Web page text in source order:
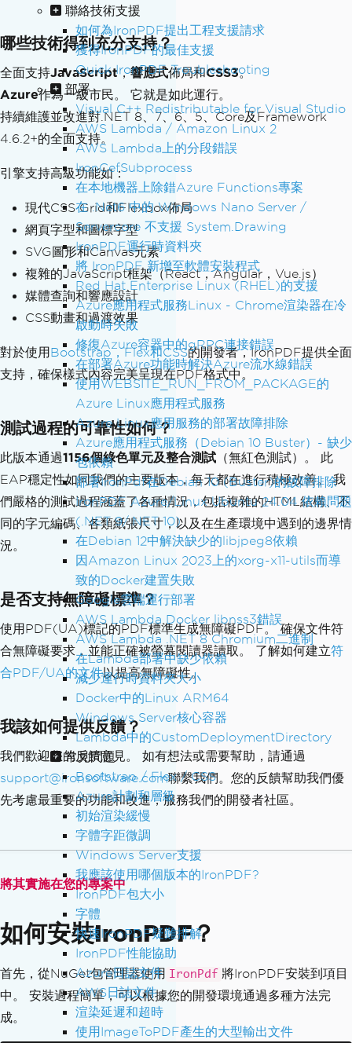
聯絡技術支援
如何為IronPDF提出工程支援請求
獲得IronPDF的最佳支援
Quick IronPDF Troubleshooting
部署
Visual C++ Redistributable for Visual Studio
AWS Lambda / Amazon Linux 2
AWS Lambda上的分段錯誤
IronCefSubprocess
在本地機器上除錯Azure Functions專案
在 .Net6 中的 Windows Nano Server /
Servercore 不支援 System.Drawing
IronPDF運行時資料夾
將 IronPDF 新增至軟體安裝程式
Red Hat Enterprise Linux (RHEL)的支援
Azure應用程式服務Linux - Chrome渲染器在冷
啟動時失敗
修復Azure容器中的gRPC連接錯誤
在部署Azure功能時解決Azure流水線錯誤
使用WEBSITE_RUN_FROM_PACKAGE的
Azure Linux應用程式服務
Azure Linux應用服務的部署故障排除
Azure應用程式服務（Debian 10 Buster）- 缺少
包依賴
部署IronPdf在Debian 10 (Buster)的故障排除
IronPDF Azure/Linux Ubuntu 24.04 依賴問題
(.NET 9/.NET 10)
在Debian 12中解決缺少的libjpeg8依賴
因Amazon Linux 2023上的xorg-x11-utils而導
致的Docker建置失敗
Google雲端運行部署
AWS Lambda Docker libnss3錯誤
AWS Lambda .NET 8 Chromium二進制
在Lambda部署中缺少依賴
減少運行時資料夾大小
Docker中的Linux ARM64
Windows Server核心容器
Lambda中的CustomDeploymentDirectory
常見問題
Bootstrap / Flex / CSS
Azure計劃和層級
初始渲染緩慢
字體字距微調
Windows Server支援
我應該使用哪個版本的IronPDF?
IronPDF包大小
字體
快速IronPDF疑難排解
IronPDF性能協助
Azure日誌文件
AWS日誌文件
渲染延遲和超時
使用ImageToPDF產生的大型輸出文件
哪些技術得到充分支持？
全面支持JavaScript，響應式佈局和CSS3。
Azure作為一級市民。 它就是如此運行。
持續維護並改進對.NET 8、7、6、5、Core及Framework
4.6.2+的全面支持。
引擎支持高級功能如：
現代CSS Grid和Flexbox佈局
網頁字型和圖標字型
SVG圖形和Canvas元素
複雜的JavaScript框架（React，Angular，Vue.js）
媒體查詢和響應設計
CSS動畫和過渡效果
對於使用 Bootstrap，Flex和CSS的開發者，IronPDF提供全面
支持，確保樣式內容完美呈現在PDF格式中。
測試過程的可靠性如何？
此版本通過1156個綠色單元及整合測試 （無紅色測試）。 此
EAP穩定性如同我們的主要版本，每天都在進行積極改善。 我
們嚴格的測試過程涵蓋了各種情況，包括複雜的HTML結構、不
同的字元編碼、各類紙張尺寸，以及在生產環境中遇到的邊界情
況。
是否支持無障礙標準？
使用PDF(UA)標記的PDF標準生成無障礙PDF。 確保文件符
合無障礙要求，並能正確被螢幕閱讀器讀取。 了解如何建立符
合PDF/UA的文件以提高無障礙性。
我該如何提供反饋？
我們歡迎您的反饋意見。 如有想法或需要幫助，請通過
support@ironsoftware.com聯繫我們。您的反饋幫助我們優
先考慮最重要的功能和改進，服務我們的開發者社區。
將其實施在您的專案中
如何安裝IronPDF？
首先，從NuGet包管理器使用 IronPdf 將IronPDF安裝到項目
中。 安裝過程簡單，可以根據您的開發環境通過多種方法完
成。